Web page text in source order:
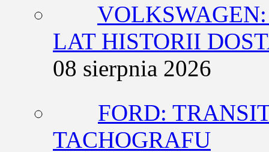
LAT HISTORII
08 sierpnia 2026
FORD:
TACHOGRAFU